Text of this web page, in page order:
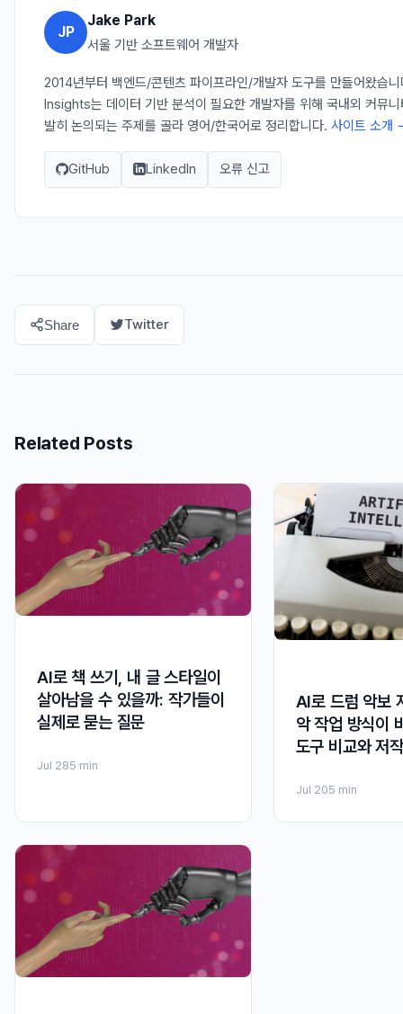
JP
Jake Park
서울 기반 소프트웨어 개발자
2014년부터 백엔드/콘텐츠 파이프라인/개발자 도구를 만들어왔습
Insights는 데이터 기반 분석이 필요한 개발자를 위해 국내외 커뮤
발히 논의되는 주제를 골라 영어/한국어로 정리합니다. 사이트 소개
GitHub LinkedIn 오류 신고
Share Twitter
Related Posts
AI로 책 쓰기, 내 글 스타일이
살아남을 수 있을까: 작가들이
실제로 묻는 질문
Jul 285 min
AI로 드럼 악보
악 작업 방식이
도구 비교와 저
Jul 205 min